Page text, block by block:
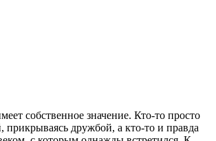
собственное значение. Кто-то просто
прикрываясь дружбой, а кто-то и правда